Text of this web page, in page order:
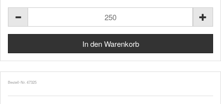
Bestell-Nr. 47325